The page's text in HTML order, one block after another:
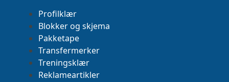
Profilklær
Blokker og skjema
Pakketape
Transfermerker
Treningsklær
Reklameartikler